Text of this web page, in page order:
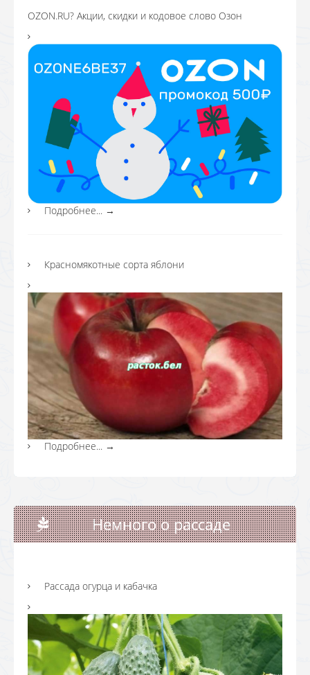
OZON.RU? Акции, скидки и кодовое слово Озон
Подробнее... →
Красномякотные сорта яблони
Подробнее... →
Немного о рассаде
Рассада огурца и кабачка